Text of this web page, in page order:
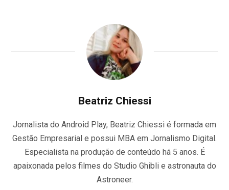
Beatriz Chiessi
Jornalista do Android Play, Beatriz Chiessi é formada em
Gestão Empresarial e possui MBA em Jornalismo Digital.
Especialista na produção de conteúdo há 5 anos. É
apaixonada pelos filmes do Studio Ghibli e astronauta do
Astroneer.